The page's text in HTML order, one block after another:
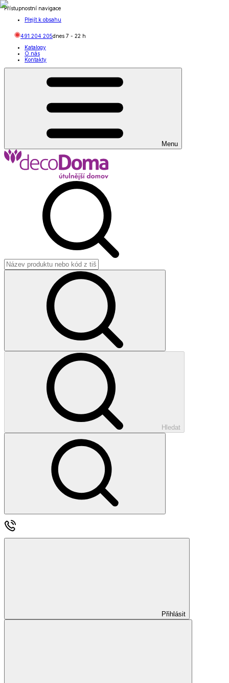
Přístupnostní navigace
Přejít k obsahu
491 204 205dnes 7 - 22 h
Katalogy
O nás
Kontakty
Menu
Hledat
Přihlásit